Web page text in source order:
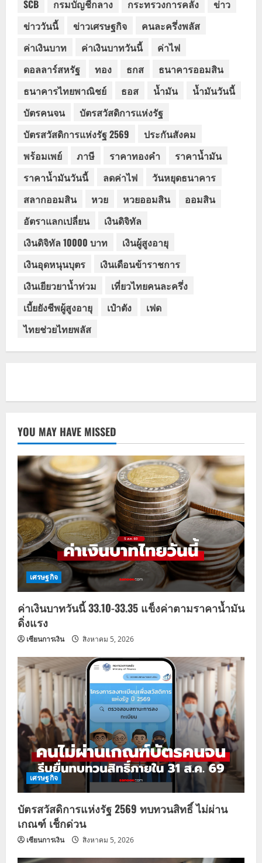
SCB กรมบัญชีกลาง กระทรวงการคลัง
ข่าว
ข่าววันนี้
ข่าวเศรษฐกิจ
คนละครึ่งพลัส
ค่าเงินบาท
ค่าเงินบาทวันนี้
ค่าไฟ
ดอลลาร์สหรัฐ
ทอง ธกส
ธนาคารออมสิน
ธนาคารไทยพาณิชย์
ธอส น้ำมัน
น้ำมันวันนี้
บัตรคนจน
บัตรสวัสดิการแห่งรัฐ
บัตรสวัสดิการแห่งรัฐ 2569
ประกันสังคม
พร้อมเพย์
ภาษี ราคาทองคำ
ราคาน้ำมัน
ราคาน้ำมันวันนี้
ลดค่าไฟ
วันหยุดธนาคาร
สลากออมสิน
หวย หวยออมสิน
ออมสิน
อัตราแลกเปลี่ยน
เงินดิจิทัล
เงินดิจิทัล 10000 บาท
เงินผู้สูงอายุ
เงินอุดหนุนบุตร
เงินเดือนข้าราชการ
เงินเยียวยาน้ำท่วม
เที่ยวไทยคนละครึ่ง
เบี้ยยังชีพผู้สูงอายุ
เป๋าตัง
เฟด
ไทยช่วยไทยพลัส
YOU MAY HAVE MISSED
เศรษฐกิจ
ค่าเงินบาทวันนี้ 33.10-33.35 แข็งค่าตามราคาน้ำมัน
ดิ่งแรง
เซียนการเงิน สิงหาคม 5, 2026
เศรษฐกิจ
บัตรสวัสดิการแห่งรัฐ 2569 ทบทวนสิทธิ์ ไม่ผ่าน
เกณฑ์ เช็กด่วน
เซียนการเงิน สิงหาคม 5, 2026